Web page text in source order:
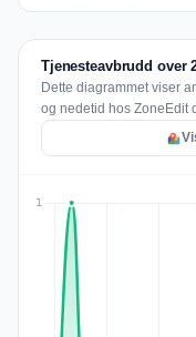
Tjenesteavbrudd over
Dette diagrammet viser
og nedetid hos ZoneEdit